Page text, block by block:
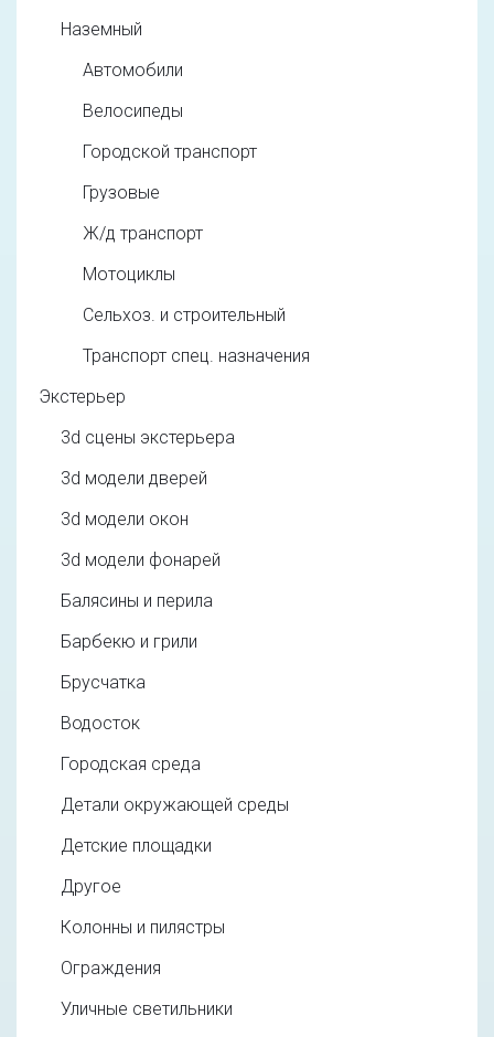
Наземный
Автомобили
Велосипеды
Городской транспорт
Грузовые
Ж/д транспорт
Мотоциклы
Сельхоз. и строительный
Транспорт спец. назначения
Экстерьер
3d cцены экстерьера
3d модели дверей
3d модели окон
3d модели фонарей
Балясины и перила
Барбекю и грили
Брусчатка
Водосток
Городская среда
Детали окружающей среды
Детские площадки
Другое
Колонны и пилястры
Ограждения
Уличные светильники